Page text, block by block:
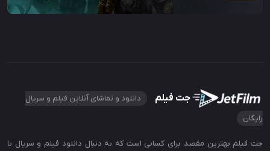
جت فیلم
دانلود و تماشای آنلاین فیلم و سریال
رایگان
جت‌ فیلم بهترین مقصد برای کسانی است که به دنبال دانلود فیلم و سریال با